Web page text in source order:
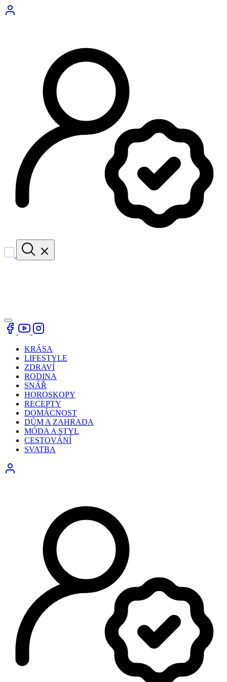
KRÁSA
LIFESTYLE
ZDRAVÍ
RODINA
SNÁŘ
HOROSKOPY
RECEPTY
DOMÁCNOST
DŮM A ZAHRADA
MÓDA A STYL
CESTOVÁNÍ
SVATBA